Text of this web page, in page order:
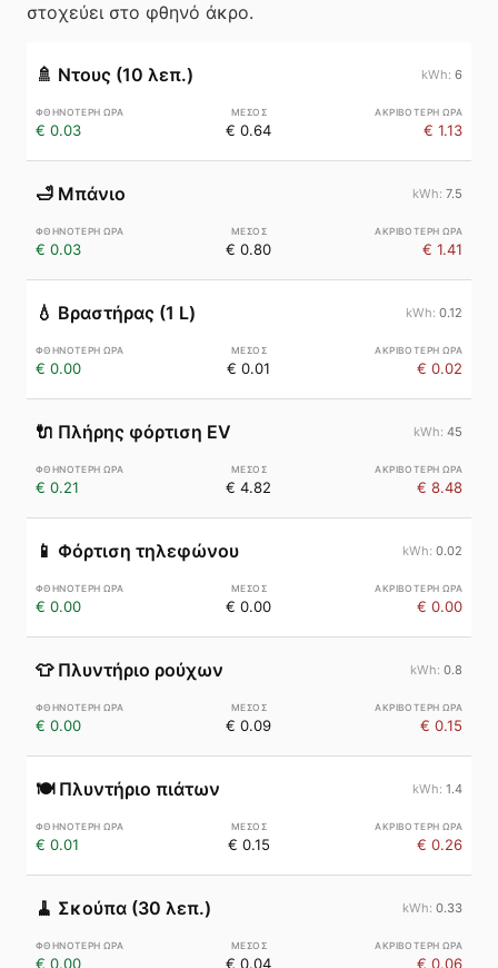
στοχεύει στο φθηνό άκρο.
🚿 Ντους (10 λεπ.) 6
€ 0.03 € 0.64 € 1.13
🛁 Μπάνιο 7.5
€ 0.03 € 0.80 € 1.41
💧 Βραστήρας (1 L) 0.12
€ 0.00 € 0.01 € 0.02
🔌 Πλήρης φόρτιση EV 45
€ 0.21 € 4.82 € 8.48
📱 Φόρτιση τηλεφώνου 0.02
€ 0.00 € 0.00 € 0.00
👕 Πλυντήριο ρούχων 0.8
€ 0.00 € 0.09 € 0.15
🍽️ Πλυντήριο πιάτων 1.4
€ 0.01 € 0.15 € 0.26
🧹 Σκούπα (30 λεπ.) 0.33
€ 0.00 € 0.04 € 0.06